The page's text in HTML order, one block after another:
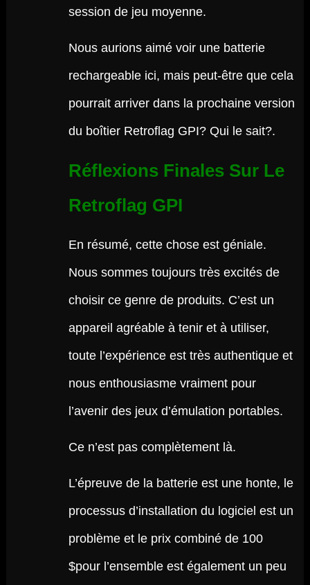
session de jeu moyenne.
Nous aurions aimé voir une batterie
rechargeable ici, mais peut-être que cela
pourrait arriver dans la prochaine version
du boîtier Retroflag GPI? Qui le sait?.
Réflexions Finales Sur Le
Retroflag GPI
En résumé, cette chose est géniale.
Nous sommes toujours très excités de
choisir ce genre de produits. C’est un
appareil agréable à tenir et à utiliser,
toute l’expérience est très authentique et
nous enthousiasme vraiment pour
l’avenir des jeux d’émulation portables.
Ce n’est pas complètement là.
L’épreuve de la batterie est une honte, le
processus d’installation du logiciel est un
problème et le prix combiné de 100
$pour l’ensemble est également un peu